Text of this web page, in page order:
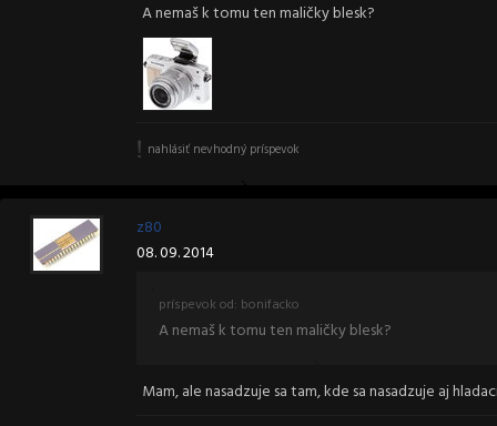
A nemaš k tomu ten maličky blesk?
nahlásiť nevhodný príspevok
z80
08. 09. 2014
príspevok od: bonifacko
A nemaš k tomu ten maličky blesk?
Mam, ale nasadzuje sa tam, kde sa nasadzuje aj